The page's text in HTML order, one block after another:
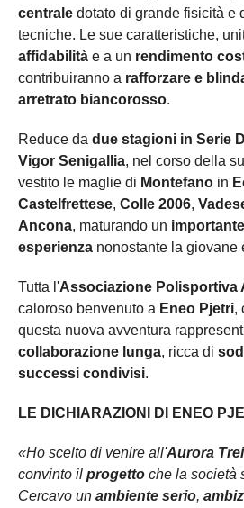
centrale dotato di grande fisicità e
tecniche. Le sue caratteristiche,
affidabilità e a un rendimento
contribuiranno a rafforzare e
arretrato biancorosso.
Reduce da due stagioni in Serie D
Vigor Senigallia, nel corso della
vestito le maglie di Montefano in
Castelfrettese, Colle 2006,
Ancona, maturando un
esperienza nonostante la giovane
Tutta l'Associazione Polisportiva
caloroso benvenuto a Eneo Pjetri,
questa nuova avventura
collaborazione lunga, ricca di
successi condivisi.
LE DICHIARAZIONI DI ENEO
«Ho scelto di venire all'Aurora
convinto il progetto che la società
Cercavo un ambiente serio,